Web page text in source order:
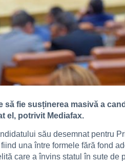
să fie susținerea masivă a
el, potrivit Mediafax.
său desemnat pentru
una între formele fără fond
care a învins statul în sute de